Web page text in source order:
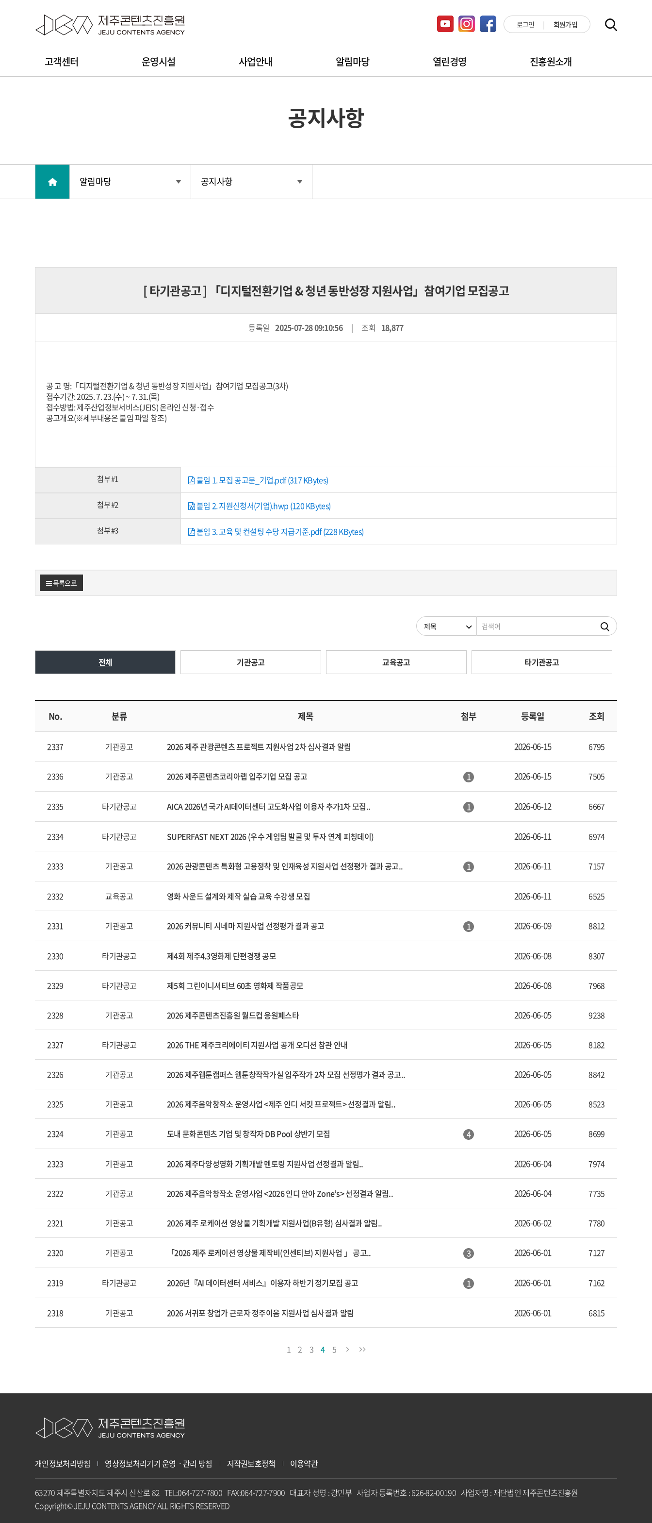
로그인 회원가입
고객센터 운영시설 사업안내 알림마당 열린경영 진흥원소개
공지사항
알림마당 공지사항
[타기관공고] 「디지털전환기업 & 청년 동반성장 지원사업」참여기업 모집공고
등록일 2025-07-28 09:10:56 조회 18,877
공 고 명:「디지털전환기업 & 청년 동반성장 지원사업」참여기업 모집공고(3차)
접수기간: 2025. 7. 23.(수) ~ 7. 31.(목)
접수방법: 제주산업정보서비스(JEIS) 온라인 신청·접수
공고개요(※세부내용은 붙임 파일 참조)
첨부 #1 붙임 1. 모집 공고문_기업.pdf (317 KBytes)
첨부 #2 붙임 2. 지원신청서(기업).hwp (120 KBytes)
첨부 #3 붙임 3. 교육 및 컨설팅 수당 지급기준.pdf (228 KBytes)
목록으로
검색조건 검색어
전체 기관공고 교육공고 타기관공고
No. 분류 제목 첨부 등록일 조회
2337 기관공고 2026 제주 관광콘텐츠 프로젝트 지원사업 2차 심사결과 알림 2026-06-15 6795
2336 기관공고 2026 제주콘텐츠코리아랩 입주기업 모집 공고 1 2026-06-15 7505
2335 타기관공고 AICA 2026년 국가 AI데이터센터 고도화사업 이용자 추가1차 모집.. 1 2026-06-12 6667
2334 타기관공고 SUPERFAST NEXT 2026 (우수 게임팀 발굴 및 투자 연계 피칭데이) 2026-06-11 6974
2333 기관공고 2026 관광콘텐츠 특화형 고용정착 및 인재육성 지원사업 선정평가 결과 공고.. 1 2026-06-11 7157
2332 교육공고 영화 사운드 설계와 제작 실습 교육 수강생 모집 2026-06-11 6525
2331 기관공고 2026 커뮤니티 시네마 지원사업 선정평가 결과 공고 1 2026-06-09 8812
2330 타기관공고 제4회 제주4.3영화제 단편경쟁 공모 2026-06-08 8307
2329 타기관공고 제5회 그린이니셔티브 60초 영화제 작품공모 2026-06-08 7968
2328 기관공고 2026 제주콘텐츠진흥원 월드컵 응원페스타 2026-06-05 9238
2327 타기관공고 2026 THE 제주크리에이티 지원사업 공개 오디션 참관 안내 2026-06-05 8182
2326 기관공고 2026 제주웹툰캠퍼스 웹툰창작작가실 입주작가 2차 모집 선정평가 결과 공고.. 2026-06-05 8842
2325 기관공고 2026 제주음악창작소 운영사업 <제주 인디 서킷 프로젝트> 선정결과 알림.. 2026-06-05 8523
2324 기관공고 도내 문화콘텐츠 기업 및 창작자 DB Pool 상반기 모집 4 2026-06-05 8699
2323 기관공고 2026 제주다양성영화 기획개발 멘토링 지원사업 선정결과 알림.. 2026-06-04 7974
2322 기관공고 2026 제주음악창작소 운영사업 <2026 인디 안아 Zone’s> 선정결과 알림.. 2026-06-04 7735
2321 기관공고 2026 제주 로케이션 영상물 기획개발 지원사업(B유형) 심사결과 알림.. 2026-06-02 7780
2320 기관공고 「2026 제주 로케이션 영상물 제작비(인센티브) 지원사업 」 공고.. 3 2026-06-01 7127
2319 타기관공고 2026년『AI 데이터센터 서비스』이용자 하반기 정기모집 공고 1 2026-06-01 7162
2318 기관공고 2026 서귀포 창업가 근로자 정주이음 지원사업 심사결과 알림 2026-06-01 6815
1 2 3 4 5
개인정보처리방침 영상정보처리기기 운영ㆍ관리 방침 저작권보호정책 이용약관
63270 제주특별자치도 제주시 신산로 82 TEL:064-727-7800 FAX:064-727-7900 대표자 성명 : 강민부 사업자 등록번호 : 626-82-00190 사업자명 : 재단법인 제주콘텐츠진흥원
Copyright© JEJU CONTENTS AGENCY ALL RIGHTS RESERVED